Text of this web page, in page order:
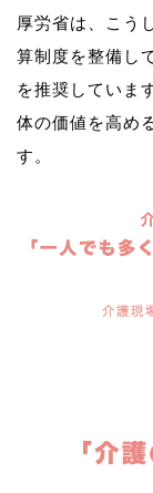
厚労省は、こう
算制度を整備し
を推奨していま
体の価値を高め